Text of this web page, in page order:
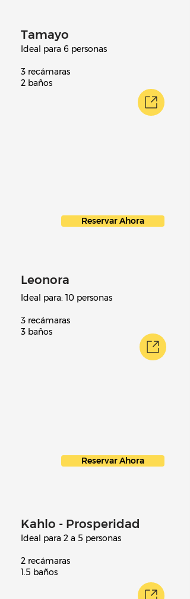
Kahlo - Prosperidad
Ideal para 2 a 5 personas
2 recámaras
1.5 baños
Tamayo
Ideal para 6 personas
3 recámaras
2 baños
Reservar Ahora
Leonora
Ideal para: 10 personas
3 recámaras
3 baños
Reservar Ahora